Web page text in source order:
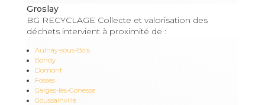
Groslay
BG RECYCLAGE Collecte et valorisation des
déchets intervient à proximité de :
Aulnay-sous-Bois
Bondy
Domont
Fosses
Garges-lès-Gonesse
Goussainville